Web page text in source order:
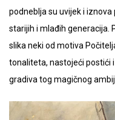
podneblja su uvijek i
starijih i mlađih generacija.
slika neki od motiva
tonaliteta, nastojeći postići
gradiva tog magičnog